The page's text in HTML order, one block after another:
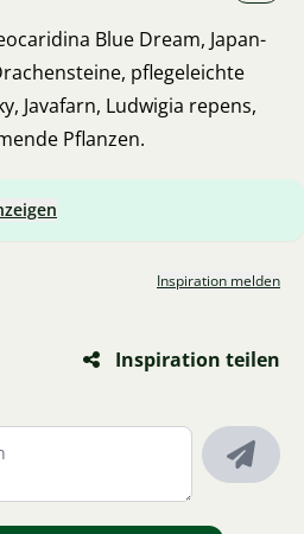
Blue Dream, Japan-
pflegeleichte
Javafarn, Ludwigia repens,
Pflanzen.
Inspiration melden
Inspiration teilen